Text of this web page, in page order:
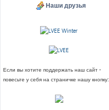
Наши друзья
Если вы хотите поддержать наш сайт -
повесьте у себя на страничке нашу кнопку: